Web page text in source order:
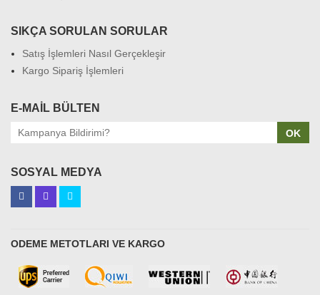
SIKÇA SORULAN SORULAR
Satış İşlemleri Nasıl Gerçekleşir
Kargo Sipariş İşlemleri
E-MAIL BÜLTEN
OK
SOSYAL MEDYA
ODEME METOTLARI VE KARGO